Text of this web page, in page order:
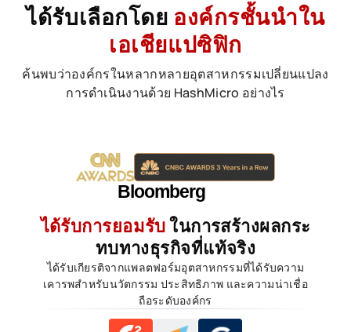
ได้รับเลือกโดย องค์กรชั้นนำใน
เอเชียแปซิฟิก
ค้นพบว่าองค์กรในหลากหลายอุตสาหกรรมเปลี่ยนแปลง
การดำเนินงานด้วย HashMicro อย่างไร
ได้รับการยอมรับในการสร้างผลกระ
ทบทางธุรกิจที่แท้จริง
ได้รับเกียรติจากแพลตฟอร์มอุตสาหกรรมที่ได้รับความ
เคารพสำหรับนวัตกรรม ประสิทธิภาพ และความน่าเชื่อ
ถือระดับองค์กร